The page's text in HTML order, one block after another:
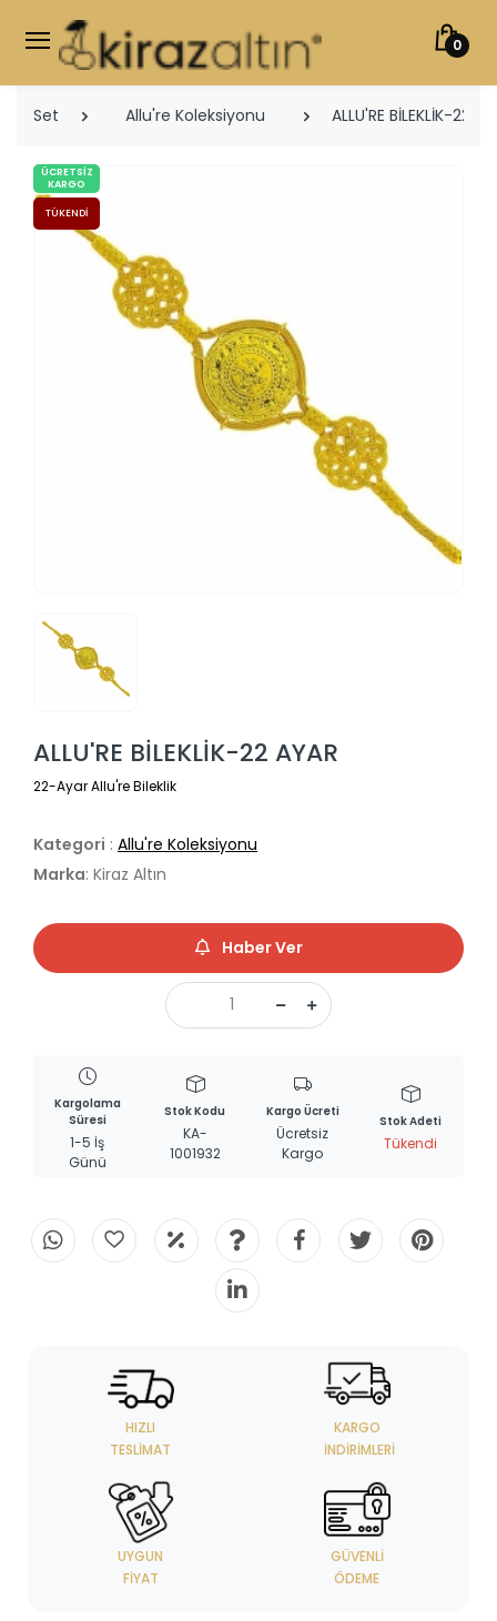
0
Set Allu're Koleksiyonu ALLU'RE BİLEKLİK-22
ÜCRETSIZ
KARGO
TÜKENDI
ALLU'RE BİLEKLİK-22 AYAR
22-Ayar Allu're Bileklik
Kategori : Allu're Koleksiyonu
Marka: Kiraz Altın
Haber Ver
Kargolama
Süresi
1-5 İş
Günü
Stok Kodu
KA-
1001932
Kargo Ücreti
Ücretsiz
Kargo
Stok Adeti
Tükendi
HIZLI
TESLIMAT
KARGO
İNDIRIMLERI
UYGUN
FIYAT
GÜVENLI
ÖDEME